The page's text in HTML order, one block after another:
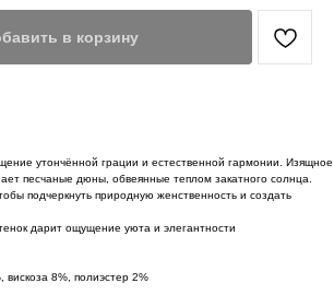
в корзину
утончённой грации и естественной гармонии. Изящное
песчаные дюны, обвеянные теплом закатного солнца.
подчеркнуть природную женственность и создать
дарит ощущение уюта и элегантности
8%, полиэстер 2%